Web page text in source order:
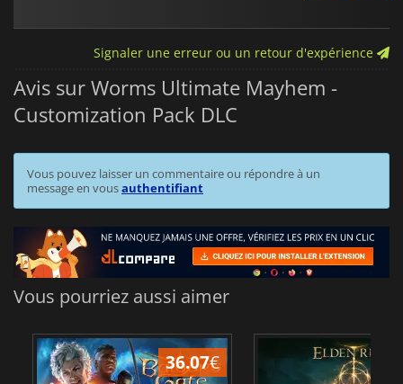
Signaler une erreur ou un retour d'expérience
Avis sur Worms Ultimate Mayhem -
Customization Pack DLC
Vous pouvez laisser un commentaire ou répondre à un
message en vousauthentifiant
Vous pourriez aussi aimer
36.07€